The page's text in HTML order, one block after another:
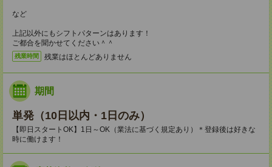
など
上記以外にもシフトパターンはあります！
ご都合を聞かせてください＾＾
残業時間 残業はほとんどありません
期間
単発（10日以内・1日のみ）
【即日スタートOK】1日～OK（業法に基づく規定あり）＊登録後は好きな
時に働けます！